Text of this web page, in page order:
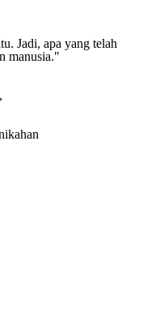
Jadi, apa yang telah
manusia."